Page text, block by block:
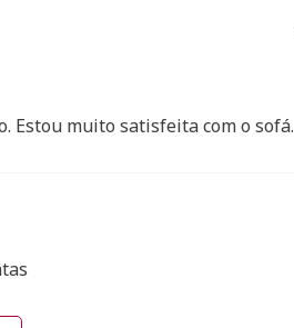
Estou muito satisfeita com o sofá.